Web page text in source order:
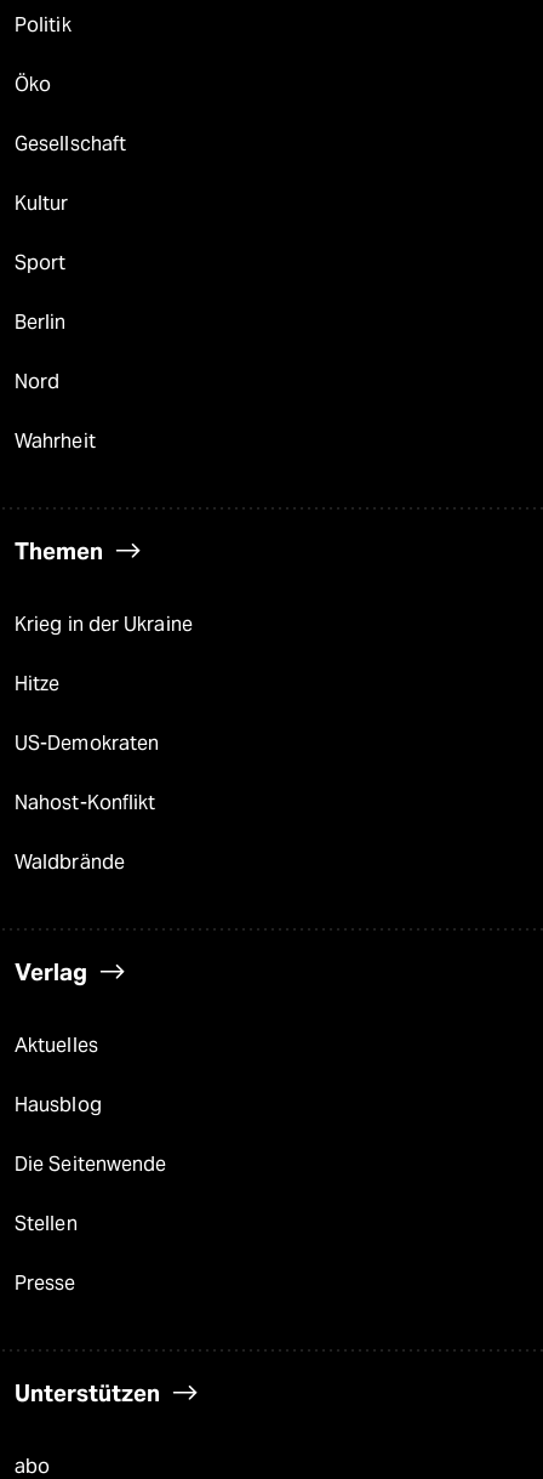
Politik
Öko
Gesellschaft
Kultur
Sport
Berlin
Nord
Wahrheit
Themen
Krieg in der Ukraine
Hitze
US-Demokraten
Nahost-Konflikt
Waldbrände
Verlag
Aktuelles
Hausblog
Die Seitenwende
Stellen
Presse
Unterstützen
abo